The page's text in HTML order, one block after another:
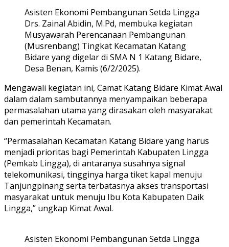
Asisten Ekonomi Pembangunan Setda Lingga
Drs. Zainal Abidin, M.Pd, membuka kegiatan
Musyawarah Perencanaan Pembangunan
(Musrenbang) Tingkat Kecamatan Katang
Bidare yang digelar di SMA N 1 Katang Bidare,
Desa Benan, Kamis (6/2/2025).
Mengawali kegiatan ini, Camat Katang Bidare Kimat Awal
dalam dalam sambutannya menyampaikan beberapa
permasalahan utama yang dirasakan oleh masyarakat
dan pemerintah Kecamatan.
“Permasalahan Kecamatan Katang Bidare yang harus
menjadi prioritas bagi Pemerintah Kabupaten Lingga
(Pemkab Lingga), di antaranya susahnya signal
telekomunikasi, tingginya harga tiket kapal menuju
Tanjungpinang serta terbatasnya akses transportasi
masyarakat untuk menuju Ibu Kota Kabupaten Daik
Lingga,” ungkap Kimat Awal.
Asisten Ekonomi Pembangunan Setda Lingga